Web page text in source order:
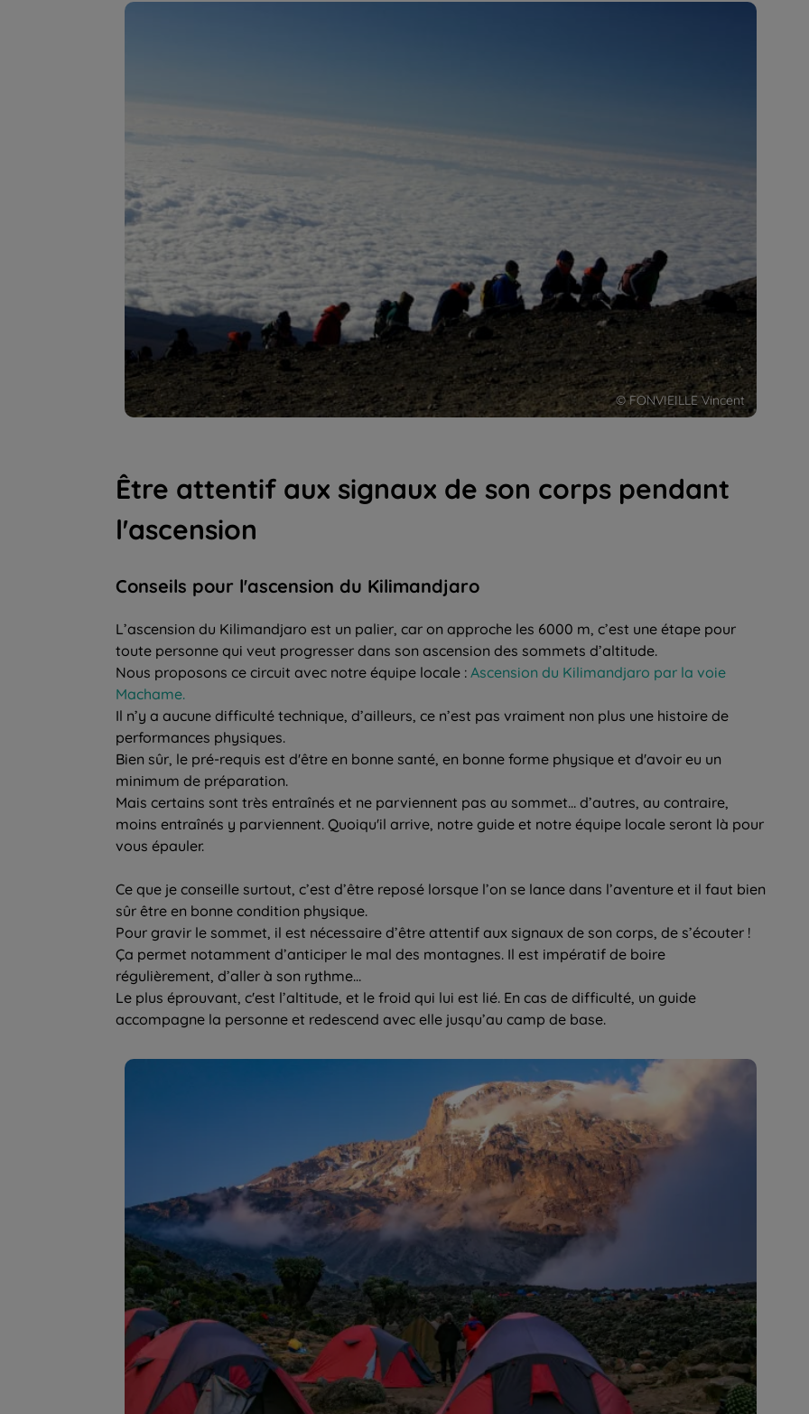
© FONVIEILLE Vincent
Être attentif aux signaux de son corps pendant
l'ascension
Conseils pour l'ascension du Kilimandjaro
L’ascension du Kilimandjaro est un palier, car on approche les 6000 m, c’est une étape pour
toute personne qui veut progresser dans son ascension des sommets d’altitude.
Nous proposons ce circuit avec notre équipe locale : Ascension du Kilimandjaro par la voie
Machame.
Il n’y a aucune difficulté technique, d’ailleurs, ce n’est pas vraiment non plus une histoire de
performances physiques.
Bien sûr, le pré-requis est d'être en bonne santé, en bonne forme physique et d'avoir eu un
minimum de préparation.
Mais certains sont très entraînés et ne parviennent pas au sommet… d’autres, au contraire,
moins entraînés y parviennent. Quoiqu'il arrive, notre guide et notre équipe locale seront là pour
vous épauler.
Ce que je conseille surtout, c’est d’être reposé lorsque l’on se lance dans l’aventure et il faut bien
sûr être en bonne condition physique.
Pour gravir le sommet, il est nécessaire d’être attentif aux signaux de son corps, de s’écouter !
Ça permet notamment d’anticiper le mal des montagnes. Il est impératif de boire
régulièrement, d’aller à son rythme…
Le plus éprouvant, c'est l’altitude, et le froid qui lui est lié. En cas de difficulté, un guide
accompagne la personne et redescend avec elle jusqu’au camp de base.